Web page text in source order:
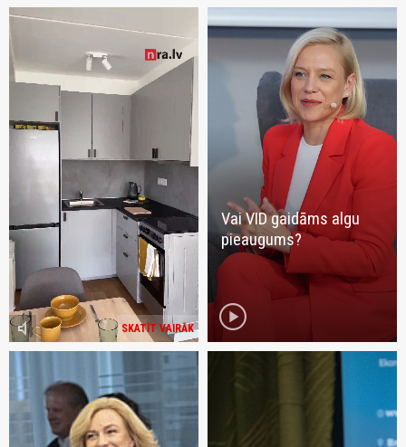
SKATĪT VAIRĀK
volume_mute
Vai VID gaidāms algu
pieaugums?
play_circle